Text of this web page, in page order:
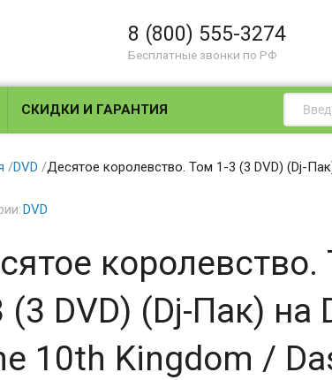
8 (800) 555-3274
Бесплатные звонки по РФ
СКИДКИ И ГАРАНТИЯ
/DVD /Десятое королевство. Том 1-3 (3 DVD) (Dj-
DVD
королевство.
(3 DVD) (Dj-Пак) на
10th Kingdom /